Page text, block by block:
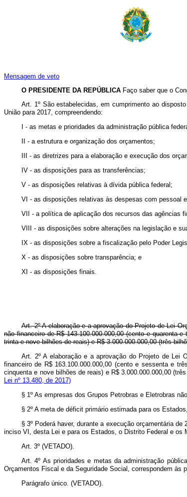
Mensagem de veto
O PRESIDENTE DA REPÚBLICA Faço saber que o
Art. 1º São estabelecidas, em cumprimento ao disposto
União para 2017, compreendendo:
I - as metas e prioridades da administração pública
II - a estrutura e organização dos orçamentos;
III - as diretrizes para a elaboração e execução dos
IV - as disposições para as transferências;
V - as disposições relativas à dívida pública federal;
VI - as disposições relativas às despesas com pessoal
VII - a política de aplicação dos recursos das agências
VIII - as disposições sobre alterações na legislação e
IX - as disposições sobre a fiscalização pelo Poder
X - as disposições sobre transparência; e
XI - as disposições finais.
Art. 2º A elaboração e a aprovação do Projeto de Lei
não financeiro de R$ 143.100.000.000,00 (cento e quarenta
trinta e nove bilhões de reais) e R$ 3.000.000.000,00 (três
Art. 2º A elaboração e a aprovação do Projeto de Lei
financeiro de R$ 163.100.000.000,00 (cento e sessenta e
cinquenta e nove bilhões de reais) e R$ 3.000.000.000,00
Lei nº 13.480, de 2017)
§ 1º As empresas dos Grupos Petrobras e Eletrobras
§ 2º A meta de déficit primário estimada para os
§ 3º Poderá haver, durante a execução orçamentária
inciso VI, desta Lei e para os Estados, o Distrito Federal e os
Art. 3º (VETADO).
Art. 4º As prioridades e metas da administração
Orçamentos Fiscal e da Seguridade Social, correspondem às
Parágrafo único. (VETADO).